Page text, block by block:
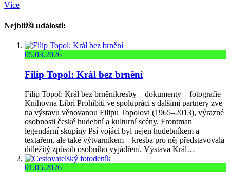
Více
Nejbližší události:
05.03.2026
Filip Topol: Král bez brnění
Filip Topol: Král bez brněníkresby – dokumenty – fotografie
Knihovna Libri Prohibiti ve spolupráci s dalšími partnery zve
na výstavu věnovanou Filipu Topolovi (1965–2013), výrazné
osobnosti české hudební a kulturní scény. Frontman
legendární skupiny Psí vojáci byl nejen hudebníkem a
textařem, ale také výtvarníkem – kresba pro něj představovala
důležitý způsob osobního vyjádření. Výstava Král…
01.05.2026